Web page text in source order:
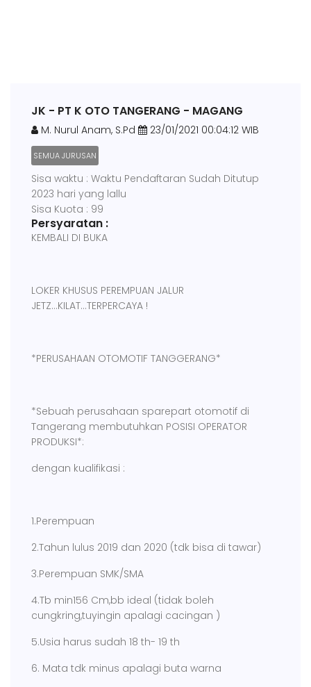
JK - PT K OTO TANGERANG - MAGANG
M. Nurul Anam, S.Pd 23/01/2021 00:04:12 WIB
SEMUA JURUSAN
Sisa waktu : Waktu Pendaftaran Sudah Ditutup
2023 hari yang lallu
Sisa Kuota : 99
Persyaratan :
KEMBALI DI BUKA
LOKER KHUSUS PEREMPUAN JALUR
JETZ...KILAT...TERPERCAYA !
*PERUSAHAAN OTOMOTIF TANGGERANG*
*Sebuah perusahaan sparepart otomotif di
Tangerang membutuhkan POSISI OPERATOR
PRODUKSI*:
dengan kualifikasi :
1.Perempuan
2.Tahun lulus 2019 dan 2020 (tdk bisa di tawar)
3.Perempuan SMK/SMA
4.Tb min156 Cm,bb ideal (tidak boleh
cungkring,tuyingin apalagi cacingan )
5.Usia harus sudah 18 th- 19 th
6. Mata tdk minus apalagi buta warna